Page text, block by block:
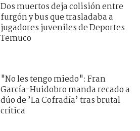
Dos muertos deja colisión entre
furgón y bus que trasladaba a
jugadores juveniles de Deportes
Temuco
"No les tengo miedo": Fran
García-Huidobro manda recado a
dúo de ’La Cofradía’ tras brutal
crítica